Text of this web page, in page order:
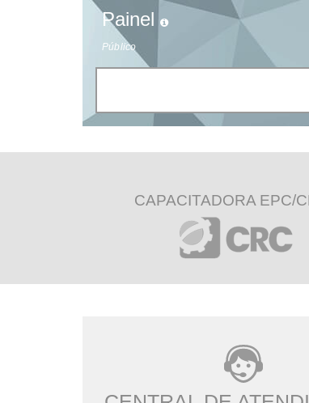
Painel
Público
CAPACITADORA EPC/